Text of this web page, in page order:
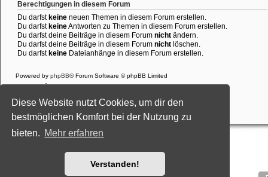
Diese Website nutzt Cookies, um dir den
bestmöglichen Komfort bei der Nutzung zu
bieten. Mehr erfahren
Verstanden!
Berechtigungen in diesem Forum
Du darfst keine neuen Themen in diesem Forum erstellen.
Du darfst keineAntworten zu Themen in diesem Forum erstellen.
Du darfst deine Beiträge in diesem Forum nicht ändern.
Du darfst deine Beiträge in diesem Forum nicht löschen.
Du darfst keine Dateianhänge in diesem Forum erstellen.
Powered by phpBB® Forum Software © phpBB Limited
Datenschutz |Nutzungsbedingungen